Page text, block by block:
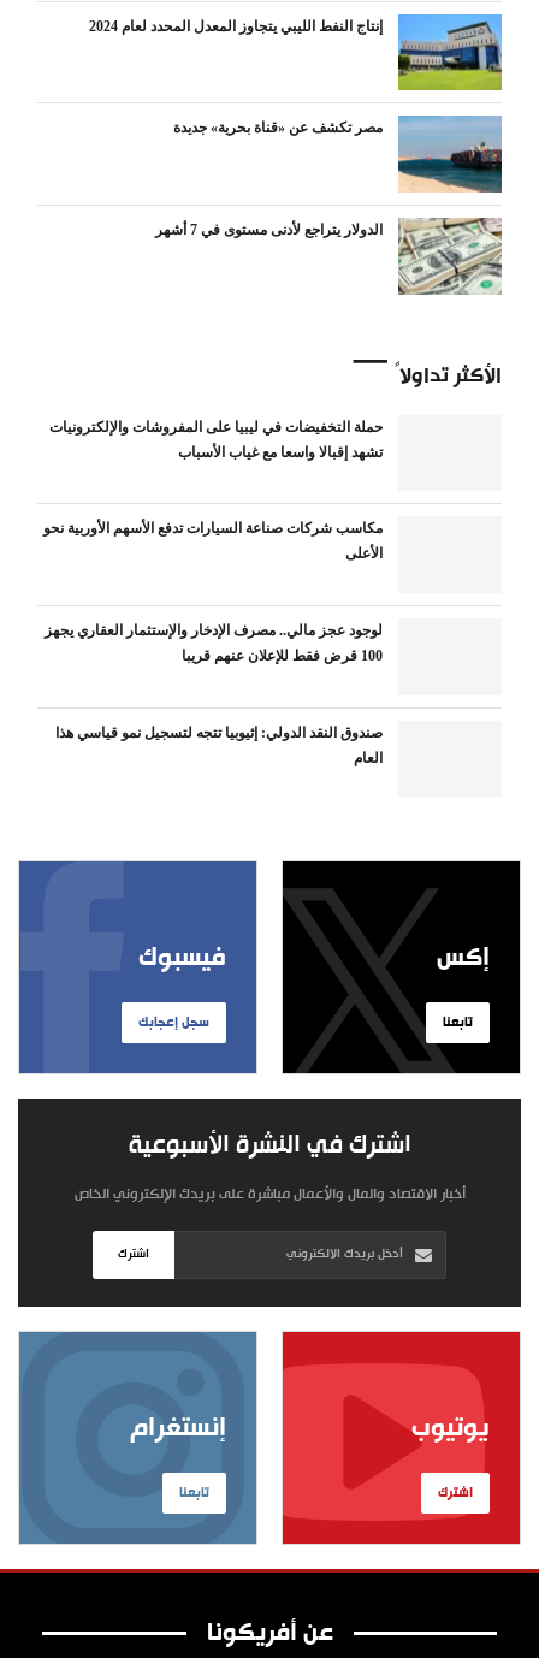
إنتاج النفط الليبي يتجاوز المعدل المحدد لعام 2024
مصر تكشف عن «قناة بحرية» جديدة
الدولار يتراجع لأدنى مستوى في 7 أشهر
الأكثر تداولاً
حملة التخفيضات في ليبيا على المفروشات والإلكترونيات
تشهد إقبالا واسعا مع غياب الأسباب
مكاسب شركات صناعة السيارات تدفع الأسهم الأوربية نحو
الأعلى
لوجود عجز مالي.. مصرف الإدخار والإستثمار العقاري يجهز
100 قرض فقط للإعلان عنهم قريبا
صندوق النقد الدولي: إثيوبيا تتجه لتسجيل نمو قياسي هذا
العام
فيسبوك
سجل إعجابك
إكس
تابعنا
اشترك في النشرة الأسبوعية
أخبار الاقتصاد والمال والأعمال مباشرة على بريدك الإلكتروني الخاص
اشترك
إنستغرام
تابعنا
يوتيوب
اشترك
عن أفريكونا